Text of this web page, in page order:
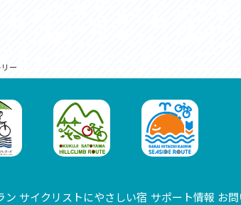
ー
ン サイクリストにやさしい宿 サポート情報 お